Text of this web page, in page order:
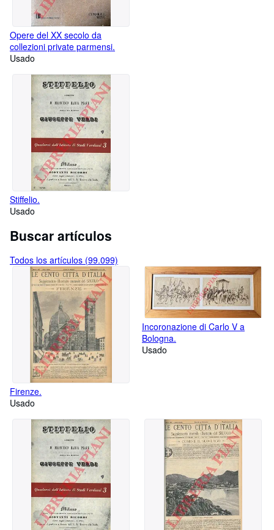
Opere del XX secolo da
collezioni private parmensi.
Usado
Stiffelio.
Usado
Buscar artículos
Todos los artículos (99.099)
Firenze.
Usado
Incoronazione di Carlo V a
Bologna.
Usado